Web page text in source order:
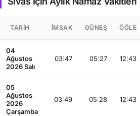
TARIH İMSAK GÜNEŞ ÖĞLE
04
Ağustos
2026 Salı
03:47 05:27 12:43
05
Ağustos
2026
Çarşamba
03:49 05:28 12:43